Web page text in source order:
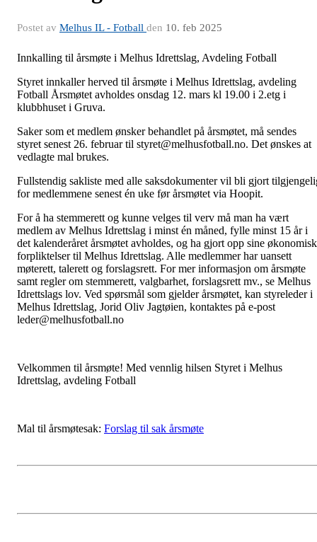
Postet av Melhus IL - Fotball den 10. feb 2025
Innkalling til årsmøte i Melhus Idrettslag, Avdeling Fotball
Styret innkaller herved til årsmøte i Melhus Idrettslag, avdeling
Fotball Årsmøtet avholdes onsdag 12. mars kl 19.00 i 2.etg i
klubbhuset i Gruva.
Saker som et medlem ønsker behandlet på årsmøtet, må sendes
styret senest 26. februar til styret@melhusfotball.no. Det ønskes at
vedlagte mal brukes.
Fullstendig sakliste med alle saksdokumenter vil bli gjort
for medlemmene senest én uke før årsmøtet via Hoopit.
For å ha stemmerett og kunne velges til verv må man ha vært
medlem av Melhus Idrettslag i minst én måned, fylle minst 15 år i
det kalenderåret årsmøtet avholdes, og ha gjort opp sine
forpliktelser til Melhus Idrettslag. Alle medlemmer har uansett
møterett, talerett og forslagsrett. For mer informasjon om årsmøte
samt regler om stemmerett, valgbarhet, forslagsrett mv., se Melhus
Idrettslags lov. Ved spørsmål som gjelder årsmøtet, kan styreleder i
Melhus Idrettslag, Jorid Oliv Jagtøien, kontaktes på e-post
leder@melhusfotball.no
Velkommen til årsmøte! Med vennlig hilsen Styret i Melhus
Idrettslag, avdeling Fotball
Mal til årsmøtesak: Forslag til sak årsmøte